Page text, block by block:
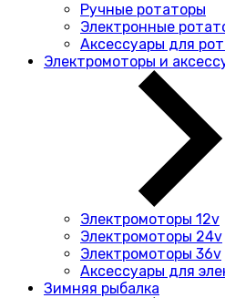
Ручные ротаторы
Электронные
Аксессуары для
Электромоторы и
Электромоторы 12v
Электромоторы 24v
Электромоторы 36v
Аксессуары для
Зимняя рыбалка